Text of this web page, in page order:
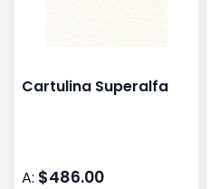
Cartulina Superalfa
A: $486.00